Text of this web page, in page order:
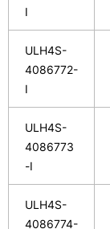
I
ULH4S-
4086772-
I
ULH4S-
4086773
-I
ULH4S-
4086774-